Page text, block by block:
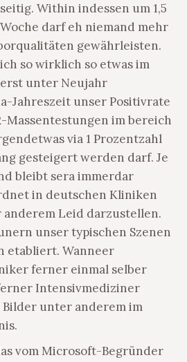
Within indessen um 1,5
darf eh niemand mehr
gewährleisten.
so wirklich so etwas im
unter Neujahr
Jahreszeit unser Positivrate
Massentestungen im bereich
via 1 Prozentzahl
gesteigert werden darf. Je
bleibt sera immerdar
in deutschen Kliniken
anderem Leid darzustellen.
unser typischen Szenen
etabliert. Wanneer
ferner einmal selber
Intensivmediziner
Bilder unter anderem im
vom Microsoft-Begründer